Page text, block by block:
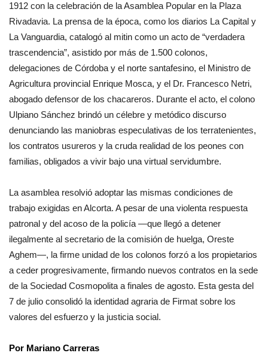
1912 con la celebración de la Asamblea Popular en la Plaza
Rivadavia. La prensa de la época, como los diarios La Capital y
La Vanguardia, catalogó al mitin como un acto de “verdadera
trascendencia”, asistido por más de 1.500 colonos,
delegaciones de Córdoba y el norte santafesino, el Ministro de
Agricultura provincial Enrique Mosca, y el Dr. Francesco Netri,
abogado defensor de los chacareros. Durante el acto, el colono
Ulpiano Sánchez brindó un célebre y metódico discurso
denunciando las maniobras especulativas de los terratenientes,
los contratos usureros y la cruda realidad de los peones con
familias, obligados a vivir bajo una virtual servidumbre.
La asamblea resolvió adoptar las mismas condiciones de
trabajo exigidas en Alcorta. A pesar de una violenta respuesta
patronal y del acoso de la policía —que llegó a detener
ilegalmente al secretario de la comisión de huelga, Oreste
Aghem—, la firme unidad de los colonos forzó a los propietarios
a ceder progresivamente, firmando nuevos contratos en la sede
de la Sociedad Cosmopolita a finales de agosto. Esta gesta del
7 de julio consolidó la identidad agraria de Firmat sobre los
valores del esfuerzo y la justicia social.
Por Mariano Carreras